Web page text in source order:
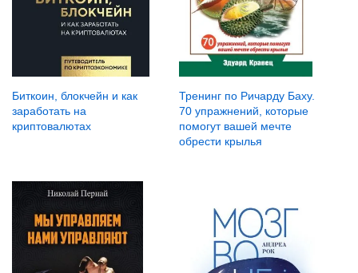
Биткоин, блокчейн и как
заработать на
криптовалютах
Тренинг по Ричарду Баху.
70 упражнений, которые
помогут вашей мечте
обрести крылья